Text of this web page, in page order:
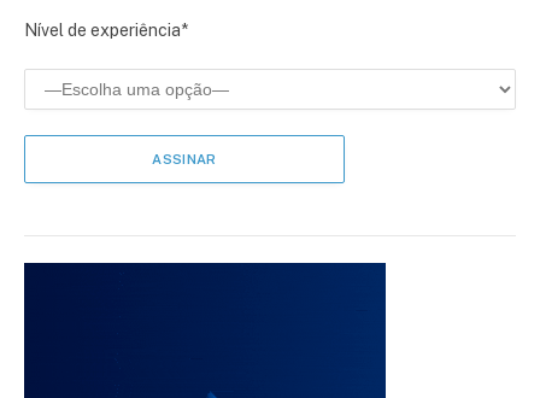
Nível de experiência*